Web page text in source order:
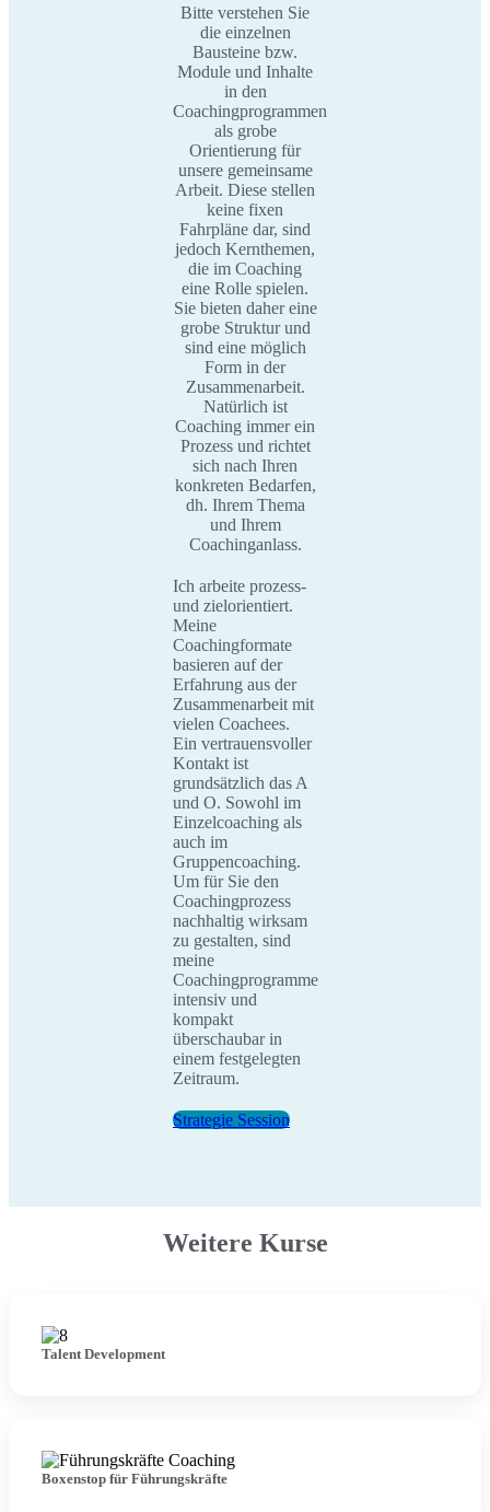
Bitte verstehen Sie
die einzelnen
Bausteine bzw.
Module und Inhalte
in den
Coachingprogrammen
als grobe
Orientierung für
unsere gemeinsame
Arbeit. Diese stellen
keine fixen
Fahrpläne dar, sind
jedoch Kernthemen,
die im Coaching
eine Rolle spielen.
Sie bieten daher eine
grobe Struktur und
sind eine möglich
Form in der
Zusammenarbeit.
Natürlich ist
Coaching immer ein
Prozess und richtet
sich nach Ihren
konkreten Bedarfen,
dh. Ihrem Thema
und Ihrem
Coachinganlass.
Ich arbeite prozess-
und zielorientiert.
Meine
Coachingformate
basieren auf der
Erfahrung aus der
Zusammenarbeit mit
vielen Coachees.
Ein vertrauensvoller
Kontakt ist
grundsätzlich das A
und O. Sowohl im
Einzelcoaching als
auch im
Gruppencoaching.
Um für Sie den
Coachingprozess
nachhaltig wirksam
zu gestalten, sind
meine
Coachingprogramme
intensiv und
kompakt
überschaubar in
einem festgelegten
Zeitraum.
Strategie Session
Weitere Kurse
Talent Development
Boxenstop für Führungskräfte